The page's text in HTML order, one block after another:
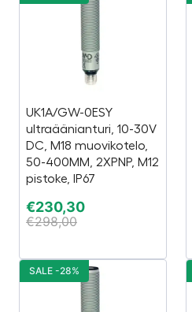
UK1A/GW-0ESY
ultraäänianturi, 10-30V
DC, M18 muovikotelo,
50-400MM, 2XPNP, M12
pistoke, IP67
€230,30
€298,00
SALE -28%